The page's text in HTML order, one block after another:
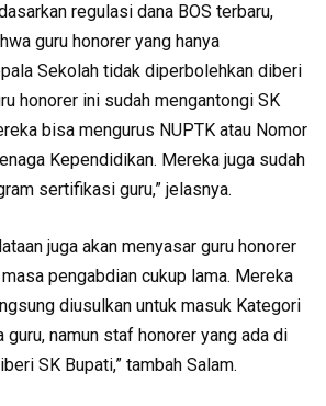
regulasi dana BOS terbaru,
guru honorer yang hanya
Sekolah tidak diperbolehkan diberi
honorer ini sudah mengantongi SK
bisa mengurus NUPTK atau Nomor
Kependidikan. Mereka juga sudah
sertifikasi guru,” jelasnya.
juga akan menyasar guru honorer
pengabdian cukup lama. Mereka
diusulkan untuk masuk Kategori
guru, namun staf honorer yang ada di
SK Bupati,” tambah Salam.